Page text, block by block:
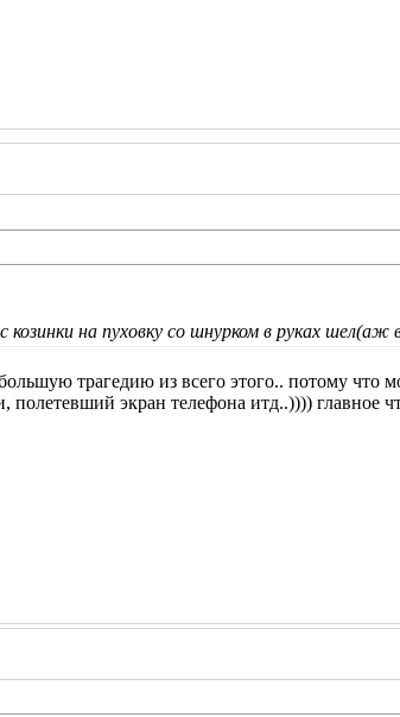
на пуховку со шнурком в руках шел(аж
трагедию из всего этого.. потому что
экран телефона итд..)))) главное